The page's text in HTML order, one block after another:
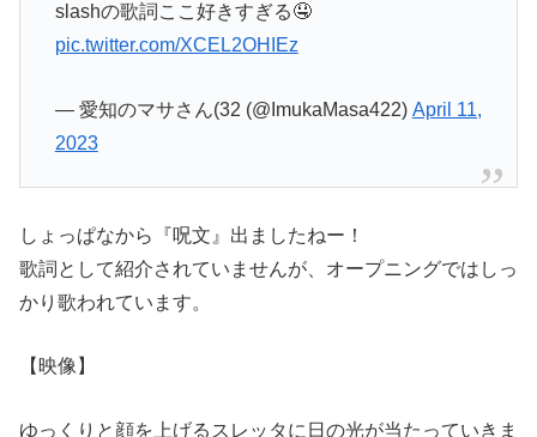
slashの歌詞ここ好きすぎる🤤
pic.twitter.com/XCEL2OHIEz
— 愛知のマサさん(32 (@ImukaMasa422) April 11,
2023
しょっぱなから『呪文』出ましたねー！
歌詞として紹介されていませんが、オープニングではしっ
かり歌われています。
【映像】
ゆっくりと顔を上げるスレッタに日の光が当たっていきま